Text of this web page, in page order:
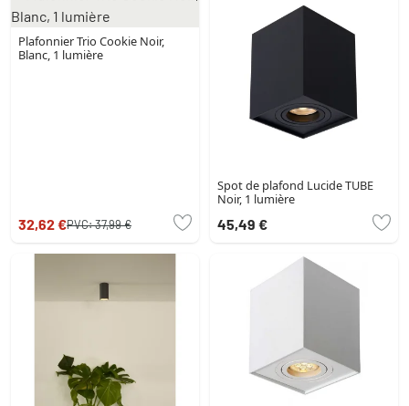
Plafonnier Trio Cookie Noir,
Blanc, 1 lumière
32,62 €PVC:37,99 €
Spot de plafond Lucide TUBE
Noir, 1 lumière
45,49 €